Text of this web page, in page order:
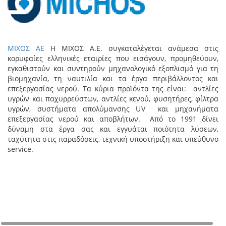
ΜΙΧΟΣ ΑΕ Η ΜΙΧΟΣ Α.Ε. συγκαταλέγεται ανάμεσα στις
κορυφαίες ελληνικές εταιρίες που εισάγουν, προμηθεύουν,
εγκαθιστούν και συντηρούν μηχανολογικό εξοπλισμό για τη
βιομηχανία, τη ναυτιλία και τα έργα περιβάλλοντος και
επεξεργασίας νερού. Τα κύρια προϊόντα της είναι: αντλίες
υγρών και παχυρρεύστων, αντλίες κενού, φυσητήρες, φίλτρα
υγρών, συστήματα απολύμανσης UV και μηχανήματα
επεξεργασίας νερού και αποβλήτων. Από το 1991 δίνει
δύναμη στα έργα σας και εγγυάται ποιότητα λύσεων,
ταχύτητα στις παραδόσεις, τεχνική υποστήριξη και υπεύθυνο
service.